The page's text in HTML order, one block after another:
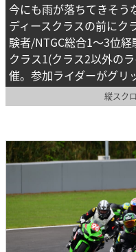
今にも雨が落ちてきそう
ディースクラスの前にク
験者/NTGC総合1〜3位
クラス1(クラス2以外の
催。参加ライダーがグリ
縦スク